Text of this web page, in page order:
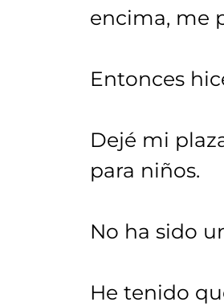
encima, me
Entonces
Dejé mi
para niños.
No ha sido
He tenido